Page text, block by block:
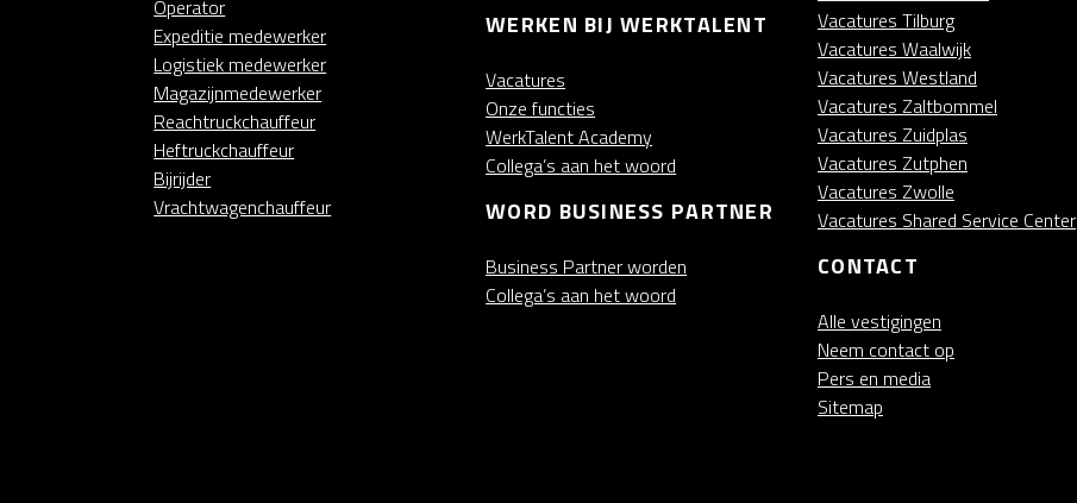
Operator
Expeditie medewerker
Logistiek medewerker
Magazijnmedewerker
Reachtruckchauffeur
Heftruckchauffeur
Bijrijder
Vrachtwagenchauffeur
WERKEN BIJ WERKTALENT
Vacatures
Onze functies
WerkTalent Academy
Collega’s aan het woord
WORD BUSINESS PARTNER
Business Partner worden
Collega’s aan het woord
Vacatures Tilburg
Vacatures Waalwijk
Vacatures Westland
Vacatures Zaltbommel
Vacatures Zuidplas
Vacatures Zutphen
Vacatures Zwolle
Vacatures Shared Service Center
CONTACT
Alle vestigingen
Neem contact op
Pers en media
Sitemap